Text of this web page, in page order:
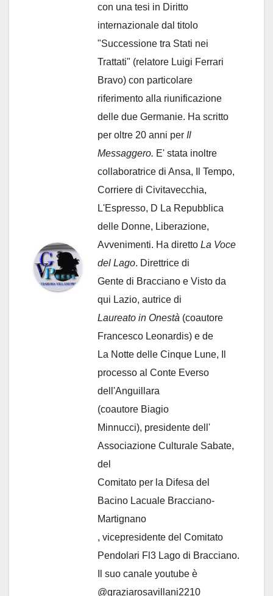
con una tesi in Diritto
internazionale dal titolo
"Successione tra Stati nei
Trattati" (relatore Luigi Ferrari
Bravo) con particolare
riferimento alla riunificazione
delle due Germanie. Ha scritto
per oltre 20 anni per Il
Messaggero. E' stata inoltre
collaboratrice di Ansa, Il Tempo,
Corriere di Civitavecchia,
L'Espresso, D La Repubblica
delle Donne, Liberazione,
Avvenimenti. Ha diretto La Voce
del Lago. Direttrice di
Gente di Bracciano e Visto da
qui Lazio, autrice di
Laureato in Onestà (coautore
Francesco Leonardis) e de
La Notte delle Cinque Lune, Il
processo al Conte Everso
dell'Anguillara
(coautore Biagio
Minnucci), presidente dell'
Associazione Culturale Sabate,
del
Comitato per la Difesa del
Bacino Lacuale Bracciano-
Martignano
, vicepresidente del Comitato
Pendolari Fl3 Lago di Bracciano.
Il suo canale youtube è
@graziarosavillani2210